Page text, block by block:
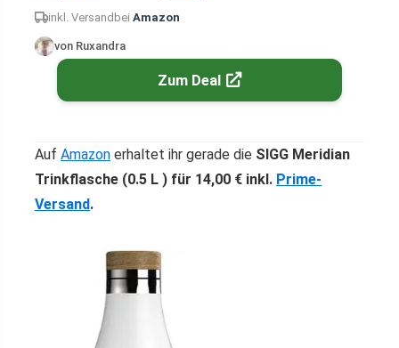
inkl. Versand bei Amazon
von Ruxandra
Zum Deal
Auf Amazon erhaltet ihr gerade die SIGG Meridian
Trinkflasche (0.5 L ) für 14,00 € inkl. Prime-
Versand.